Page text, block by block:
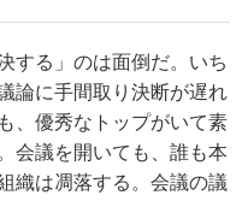
する」のは面倒だ。いち
論に手間取り決断が遅れ
、優秀なトップがいて素
会議を開いても、誰も本
織は凋落する。会議の議